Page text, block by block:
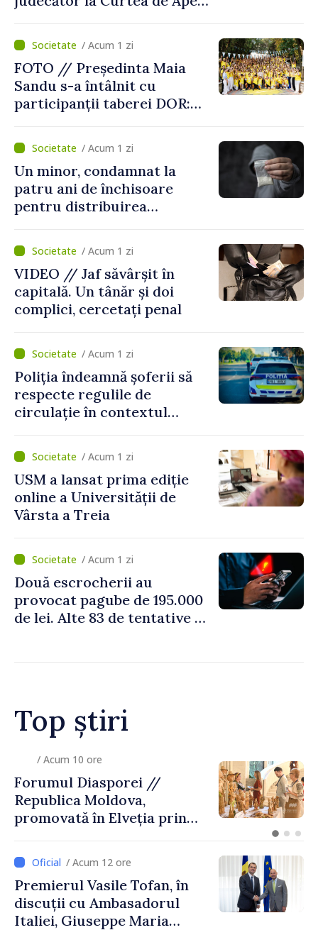
/ Acum 1 zi
FOTO // Președinta Maia
Sandu s-a întâlnit cu
participanții taberei DOR:
noastră rămâne puternică”
/ Acum 1 zi
Un minor, condamnat la
patru ani de închisoare
pentru distribuirea
/ Acum 1 zi
VIDEO // Jaf săvârșit în
capitală. Un tânăr și doi
complici, cercetați penal
/ Acum 1 zi
Poliția îndeamnă șoferii să
respecte regulile de
circulație în contextul
perioada concediilor
/ Acum 1 zi
USM a lansat prima ediție
online a Universității de
Vârsta a Treia
/ Acum 1 zi
Două escrocherii au
provocat pagube de 195.000
de lei. Alte 83 de tentative au
Top știri
/ Acum 10 ore
Zelenski a ajuns în Serbia, în
prima sa vizită în acest stat
aliat tradițional al Rusiei
/ Acum 12 ore
Premierul Vasile Tofan, în
discuții cu Ambasadorul
Italiei, Giuseppe Maria